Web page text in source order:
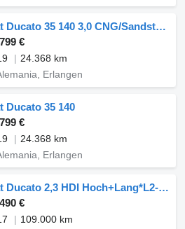
Fiat Ducato 35 140 3,0 CNG/Sandstrahl/MAZZONI/AC/EU6
€
24.368 km
Erlangen
Ducato 35 140
€
24.368 km
Erlangen
Fiat Ducato 2,3 HDI Hoch+Lang*L2-H2*Garantie*1.Hand*
€
109.000 km